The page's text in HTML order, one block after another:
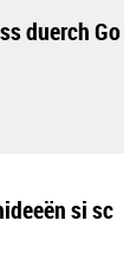
duerch Go
si sc